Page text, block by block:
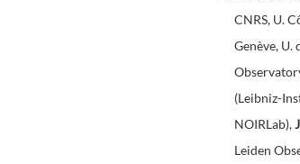
CNRS, U.
Genève, U.
(Leibniz-
NOIRLab),
Leiden